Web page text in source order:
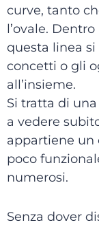
curve, tanto
l’ovale.
questa linea
concetti o gli
all’insieme.
Si tratta di
a vedere
appartiene un
poco
numerosi.
Senza dover